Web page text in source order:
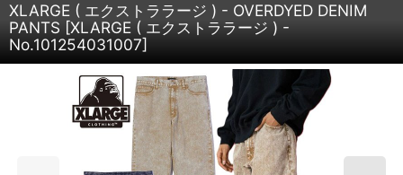
XLARGE ( エクストララージ ) - OVERDYED DENIM
PANTS [XLARGE ( エクストララージ ) -
No.101254031007]